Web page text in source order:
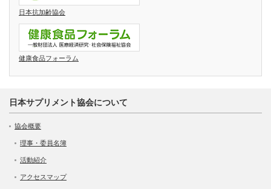
日本抗加齢協会
健康食品フォーラム
日本サプリメント協会について
協会概要
理事・委員名簿
活動紹介
アクセスマップ